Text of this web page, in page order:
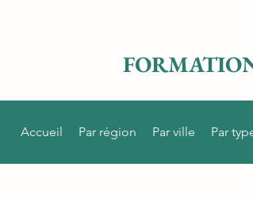
Accueil Par région Par ville Par